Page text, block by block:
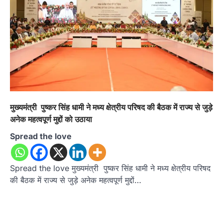
मुख्यमंत्री पुष्कर सिंह धामी ने मध्य क्षेत्रीय परिषद की बैठक में राज्य से जुड़े
अनेक महत्वपूर्ण मुद्दों को उठाया
Spread the love
Spread the love मुख्यमंत्री पुष्कर सिंह धामी ने मध्य क्षेत्रीय परिषद
की बैठक में राज्य से जुड़े अनेक महत्वपूर्ण मुद्दों…